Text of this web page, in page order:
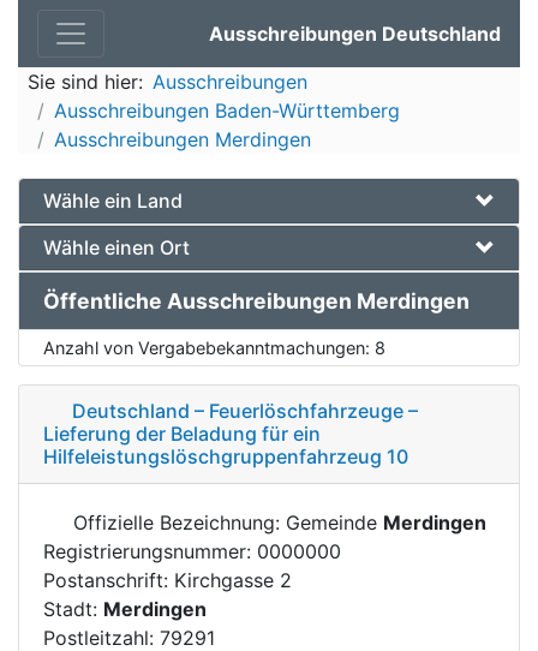
Ausschreibungen Deutschland
Sie sind hier: Ausschreibungen
Ausschreibungen Baden-Württemberg
Ausschreibungen Merdingen
Wähle ein Land
Wähle einen Ort
Öffentliche Ausschreibungen Merdingen
Anzahl von Vergabebekanntmachungen: 8
Deutschland – Feuerlöschfahrzeuge –
Lieferung der Beladung für ein
Hilfeleistungslöschgruppenfahrzeug 10
Offizielle Bezeichnung: Gemeinde Merdingen
Registrierungsnummer: 0000000
Postanschrift: Kirchgasse 2
Stadt: Merdingen
Postleitzahl: 79291